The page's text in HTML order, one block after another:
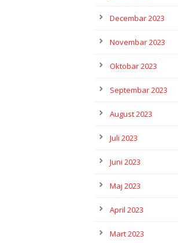
Decembar 2023
Novembar 2023
Oktobar 2023
Septembar 2023
August 2023
Juli 2023
Juni 2023
Maj 2023
April 2023
Mart 2023